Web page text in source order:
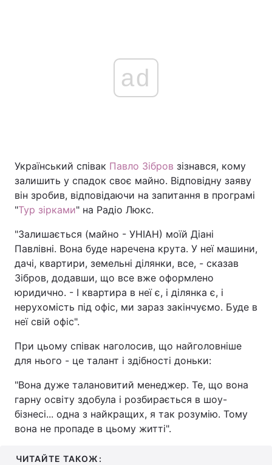
ad
Український співак Павло Зібров зізнався, кому
залишить у спадок своє майно. Відповідну заяву
він зробив, відповідаючи на запитання в програмі
"Тур зірками" на Радіо Люкс.
"Залишається (майно - УНІАН) моїй Діані
Павлівні. Вона буде наречена крута. У неї машини,
дачі, квартири, земельні ділянки, все, - сказав
Зібров, додавши, що все вже оформлено
юридично. - І квартира в неї є, і ділянка є, і
нерухомість під офіс, ми зараз закінчуємо. Буде в
неї свій офіс".
При цьому співак наголосив, що найголовніше
для нього - це талант і здібності доньки:
"Вона дуже талановитий менеджер. Те, що вона
гарну освіту здобула і розбирається в шоу-
бізнесі... одна з найкращих, я так розумію. Тому
вона не пропаде в цьому житті".
ЧИТАЙТЕ ТАКОЖ: